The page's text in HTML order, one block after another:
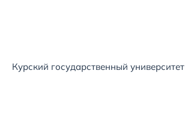
Курский государственный университет